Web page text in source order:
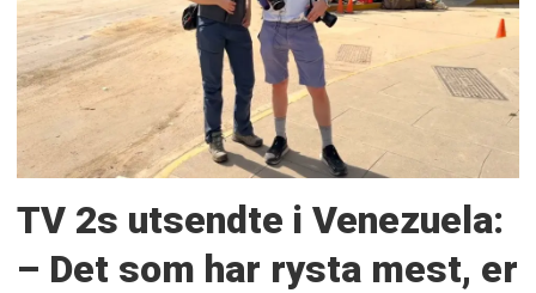
TV 2s utsendte i Venezuela:
– Det som har rysta mest, er